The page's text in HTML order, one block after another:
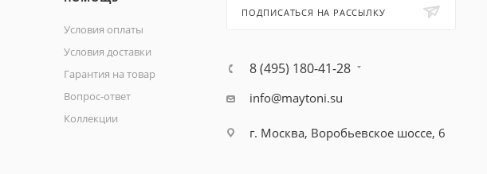
Условия оплаты
Условия доставки
Гарантия на товар
Вопрос-ответ
Коллекции
ПОДПИСАТЬСЯ НА РАССЫЛКУ
8 (495) 180-41-28
info@maytoni.su
г. Москва, Воробьевское шоссе, 6